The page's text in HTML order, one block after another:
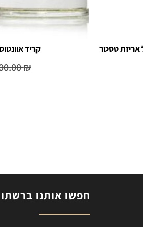
קריד אוונטוס
₪
חפשו אותנו